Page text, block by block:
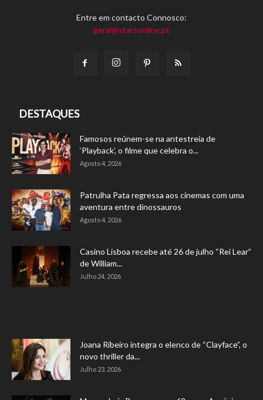
Entre em contacto Connosco:
geral@starsonline.pt
DESTAQUES
Famosos reúnem-se na antestreia de
‘Playback’, o filme que celebra o...
Agosto 4, 2026
Patrulha Pata regressa aos cinemas com uma
aventura entre dinossauros
Agosto 4, 2026
Casino Lisboa recebe até 26 de julho “Rei Lear”
de William...
Julho 24, 2026
Joana Ribeiro integra o elenco de “Clayface”, o
novo thriller da...
Julho 23, 2026